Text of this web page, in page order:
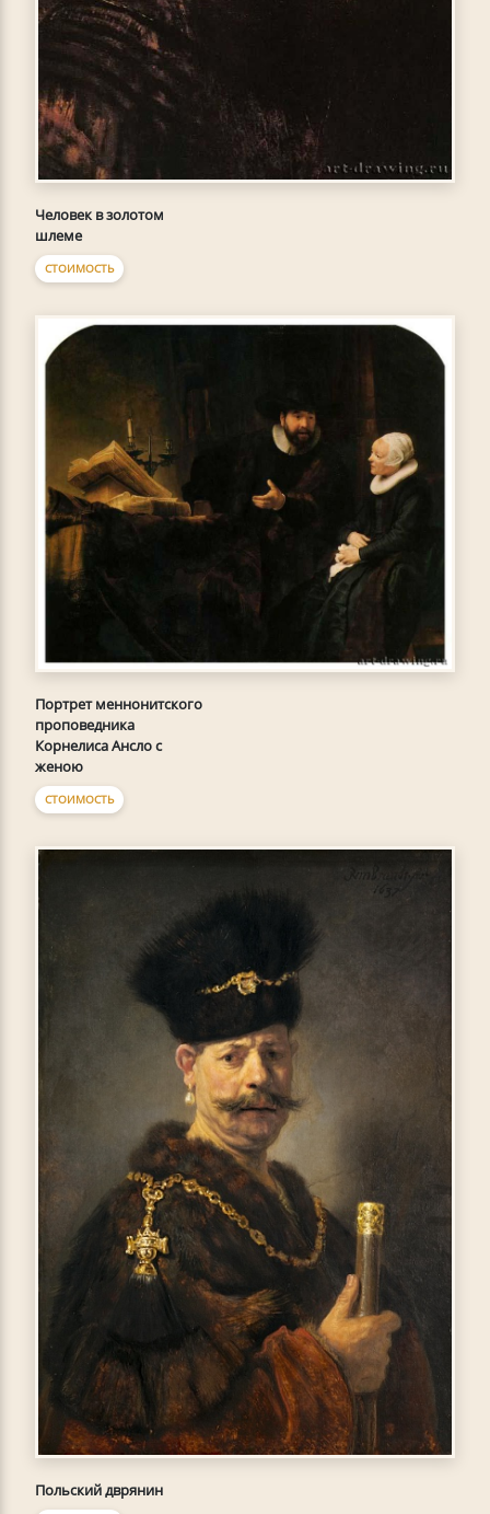
Человек в золотом
шлеме
СТОИМОСТЬ
Портрет меннонитского
проповедника
Корнелиса Ансло с
женою
СТОИМОСТЬ
Польский дврянин